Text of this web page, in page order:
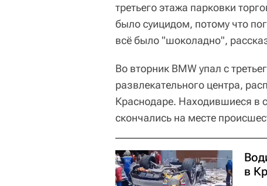
третьего этажа парковки
было суицидом, потому что
всё было "шоколадно",
Во вторник BMW упал с
развлекательного центра,
Краснодаре. Находившиеся в
скончались на месте
в